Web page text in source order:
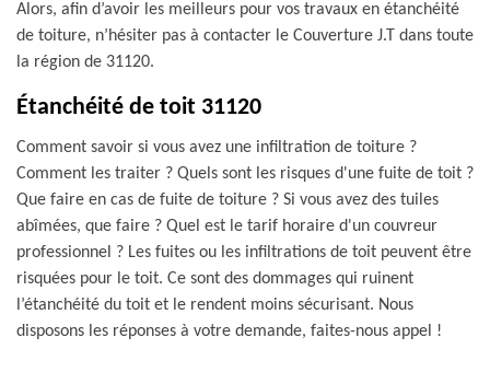
Alors, afin d’avoir les meilleurs pour vos travaux en étanchéité
de toiture, n’hésiter pas à contacter le Couverture J.T dans toute
la région de 31120.
Étanchéité de toit 31120
Comment savoir si vous avez une infiltration de toiture ?
Comment les traiter ? Quels sont les risques d'une fuite de toit ?
Que faire en cas de fuite de toiture ? Si vous avez des tuiles
abîmées, que faire ? Quel est le tarif horaire d'un couvreur
professionnel ? Les fuites ou les infiltrations de toit peuvent être
risquées pour le toit. Ce sont des dommages qui ruinent
l’étanchéité du toit et le rendent moins sécurisant. Nous
disposons les réponses à votre demande, faites-nous appel !